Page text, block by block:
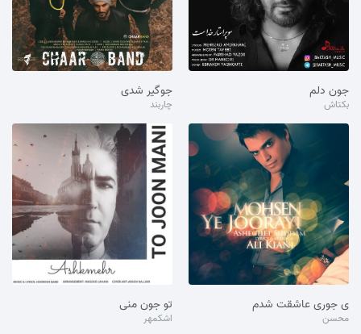
جون دلم
بکتاش
جوگیر شدی
چاربند
ی جوری عاشقت شدم
محسن
تو جون منی
اشکمهر